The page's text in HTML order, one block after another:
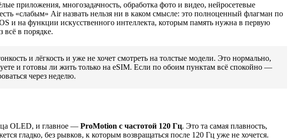
приложения, многозадачность, обработка фото и видео, нейросетевые
«слабым» Air назвать нельзя ни в каком смысле: это полноценный флагман по
и на функции искусственного интеллекта, которым память нужна в первую
всё в порядке.
и лёгкость и уже не хочет смотреть на толстые модели. Это нормально,
и готовы ли жить только на eSIM. Если по обоим пунктам всё спокойно —
через неделю.
OLED, и главное — ProMotion с частотой 120 Гц. Это та самая плавность,
гладко, без рывков, к которым возвращаться после 120 Гц уже не хочется.